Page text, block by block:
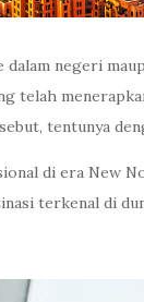
negeri
telah
tentunya
di era New
terkenal di